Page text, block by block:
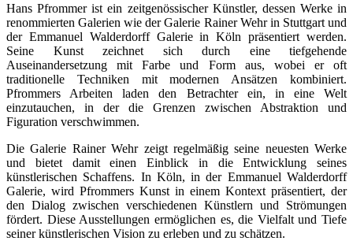
Hans Pfrommer ist ein zeitgenössischer Künstler, dessen Werke in
renommierten Galerien wie der Galerie Rainer Wehr in Stuttgart und
der Emmanuel Walderdorff Galerie in Köln präsentiert werden.
Seine Kunst zeichnet sich durch eine tiefgehende
Auseinandersetzung mit Farbe und Form aus, wobei er oft
traditionelle Techniken mit modernen Ansätzen kombiniert.
Pfrommers Arbeiten laden den Betrachter ein, in eine Welt
einzutauchen, in der die Grenzen zwischen Abstraktion und
Figuration verschwimmen.
Die Galerie Rainer Wehr zeigt regelmäßig seine neuesten Werke
und bietet damit einen Einblick in die Entwicklung seines
künstlerischen Schaffens. In Köln, in der Emmanuel Walderdorff
Galerie, wird Pfrommers Kunst in einem Kontext präsentiert, der
den Dialog zwischen verschiedenen Künstlern und Strömungen
fördert. Diese Ausstellungen ermöglichen es, die Vielfalt und Tiefe
seiner künstlerischen Vision zu erleben und zu schätzen.